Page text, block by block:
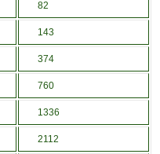
82
143
374
760
1336
2112